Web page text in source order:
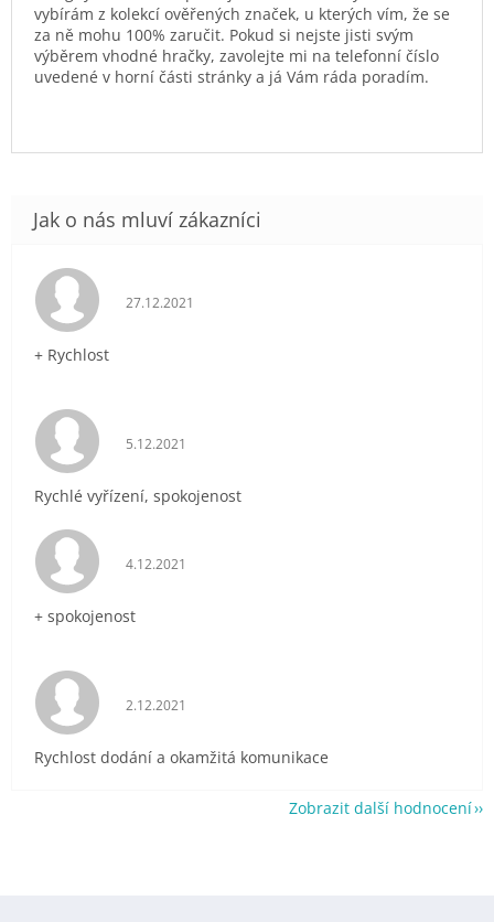
vybírám z kolekcí ověřených značek, u kterých vím, že se
za ně mohu 100% zaručit. Pokud si nejste jisti svým
výběrem vhodné hračky, zavolejte mi na telefonní číslo
uvedené v horní části stránky a já Vám ráda poradím.
Hodnocení obchodu je 5 z 5 hvězdiček.
27.12.2021
+ Rychlost
Hodnocení obchodu je 5 z 5 hvězdiček.
5.12.2021
Rychlé vyřízení, spokojenost
Hodnocení obchodu je 5 z 5 hvězdiček.
4.12.2021
+ spokojenost
Hodnocení obchodu je 5 z 5 hvězdiček.
2.12.2021
Rychlost dodání a okamžitá komunikace
Zobrazit další hodnocení